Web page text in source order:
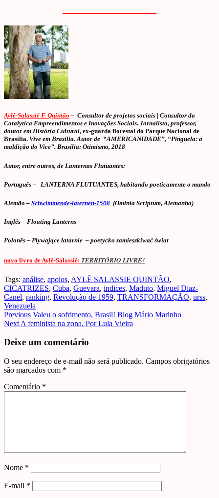
Aylê-Salassié F. Quintão – Consultor de projetos sociais | Consultor da
Catalytica Empreendimentos e Inovações Sociais. Jornalista, professor,
doutor em História Cultural, ex-guarda florestal do Parque Nacional de
Brasília. Vive em Brasília. Autor de “AMERICANIDADE”, “Pinguela: a
maldição do Vice”. Brasília: Otimismo, 2018
Autor, entre outros, de Lanternas Flutuantes:
Português – LANTERNA FLUTUANTES, habitando poeticamente o mundo
Alemão – Schwimmende-laternen-1508 (Ominia Scriptum, Alemanha)
Inglês – Floating Lanterns
Polonês – Pływające latarnie – poetycko zamieszkiwać świat
novo livro de Aylê-Salassiê: TERRITÓRIO LIVRE!
Tags: análise, apoios, AYLÊ SALASSIE QUINTÃO,
CICATRIZES, Cuba, Guevara, indices, Maduto, Miguel Diaz-
Canel, ranking, Revolução de 1959, TRANSFORMAÇÃO, urss,
Venezuela
Post
navigation
Previous Valeu o sofrimento, Brasil! Blog Mário Marinho
Next A feminista na zona. Por Lula Vieira
Deixe um comentário
O seu endereço de e-mail não será publicado. Campos obrigatórios
são marcados com *
Comentário *
Nome *
E-mail *